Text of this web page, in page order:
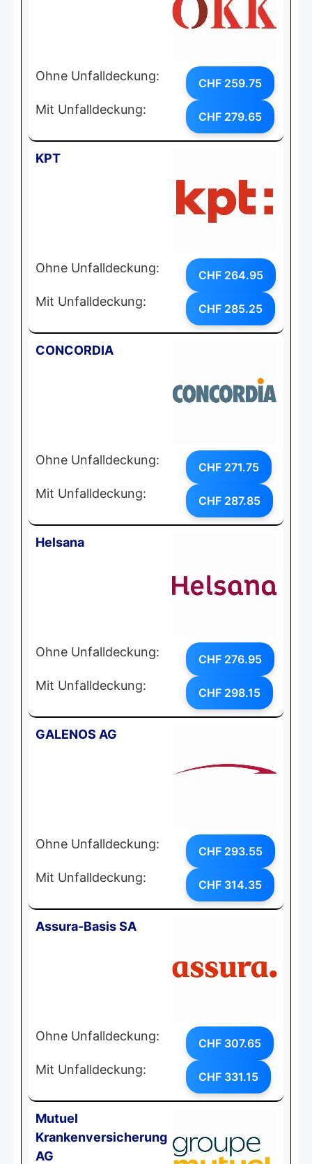
Ohne Unfalldeckung: CHF 259.75
Mit Unfalldeckung: CHF 279.65
KPT
Ohne Unfalldeckung: CHF 264.95
Mit Unfalldeckung: CHF 285.25
CONCORDIA
Ohne Unfalldeckung: CHF 271.75
Mit Unfalldeckung: CHF 287.85
Helsana
Ohne Unfalldeckung: CHF 276.95
Mit Unfalldeckung: CHF 298.15
GALENOS AG
Ohne Unfalldeckung: CHF 293.55
Mit Unfalldeckung: CHF 314.35
Assura-Basis SA
Ohne Unfalldeckung: CHF 307.65
Mit Unfalldeckung: CHF 331.15
Mutuel
Krankenversicherung
AG